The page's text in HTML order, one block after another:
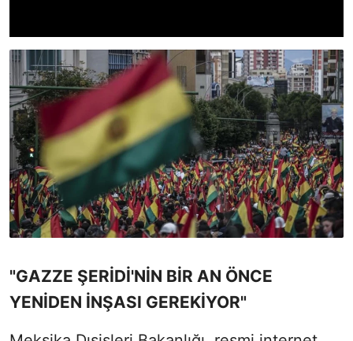
"GAZZE ŞERİDİ'NİN BİR AN ÖNCE
YENİDEN İNŞASI GEREKİYOR"